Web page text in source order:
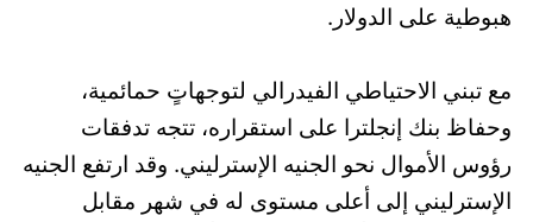
هبوطية على الدولار.
مع تبني الاحتياطي الفيدرالي لتوجهاتٍ حمائمية،
وحفاظ بنك إنجلترا على استقراره، تتجه تدفقات
رؤوس الأموال نحو الجنيه الإسترليني. وقد ارتفع الجنيه
الإسترليني إلى أعلى مستوى له في شهر مقابل